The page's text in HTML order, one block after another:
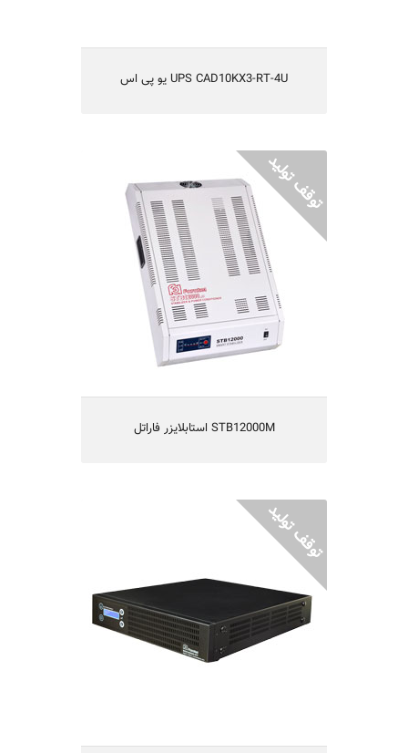
UPS CAD10KX3-RT-4U یو پی اس
STB12000M استابلایزر فاراتل
مناسب برای تجهیزات برقی منازل
هوشمند میکروپروسسوری
دارای رنج تثبیت فوق العاده بالا
دارای هشداردهنده صوتی
حفاظت در مقابل افزایش دمای داخلی
مجهز به نشان‌دهنده میزان بار مصرفی
یکسال گارانتی و 5 سال تامین قطعات
تکنولوژی IGBT و یا طراحی بدون ترانس
قابلیت کارکردن با ژنراتور
راندمان بالا
یکسال گارانتی و 5 سال تامین قطعات
مناسب شبکه های کامپیوتری متوسط و بزرگ،